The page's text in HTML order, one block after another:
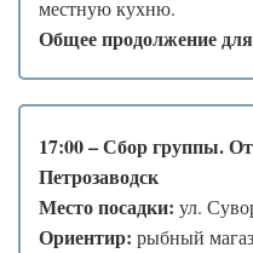
местную кухню.
Общее продолжение
17:00 – Сбор группы.
Петрозаводск
Место посадки: ул.
Ориентир: рыбный